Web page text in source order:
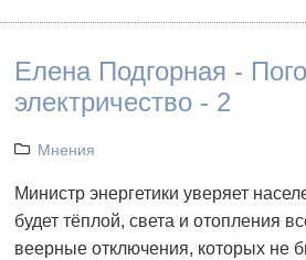
Елена Подгорная -
электричество - 2
Мнения
Министр энергетики уверяет
будет тёплой, света и отопления
веерные отключения, которых не